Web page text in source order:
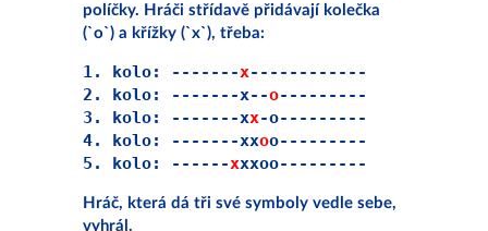
políčky. Hráči střídavě přidávají kolečka
(`o`) a křížky (`x`), třeba:
1. kolo: -------x------------
2. kolo: -------x--o---------
3. kolo: -------xx-o---------
4. kolo: -------xxoo---------
5. kolo: ------x
Hráč, která dá tři své symboly vedle sebe,
vyhrál.